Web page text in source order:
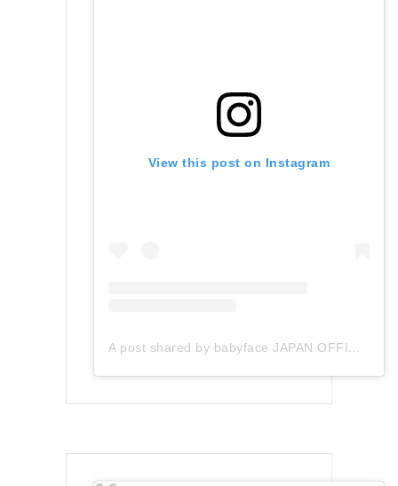
View this post on Instagram
A post shared by babyface JAPAN OFFICIAL (@babyface_japan)